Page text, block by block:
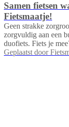
Samen fietsen
Fietsmaatje!
Geen strakke
zorgvuldig aan een
duofiets. Fiets je
Geplaatst door